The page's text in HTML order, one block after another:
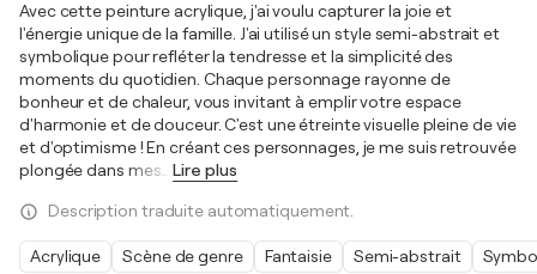
Avec cette peinture acrylique, j'ai voulu capturer la joie et
l'énergie unique de la famille. J'ai utilisé un style semi-abstrait et
symbolique pour refléter la tendresse et la simplicité des
moments du quotidien. Chaque personnage rayonne de
bonheur et de chaleur, vous invitant à emplir votre espace
d'harmonie et de douceur. C'est une étreinte visuelle pleine de vie
et d'optimisme ! En créant ces personnages, je me suis retrouvée
plongée dans mes
Lire plus
Description traduite automatiquement.
Acrylique Scène de genre Fantaisie Semi-abstrait